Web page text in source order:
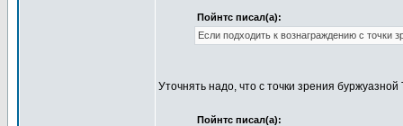
Пойнтс писал(а):
Если подходить к вознаграждению с точки
Уточнять надо, что с точки зрения
Пойнтс писал(а):